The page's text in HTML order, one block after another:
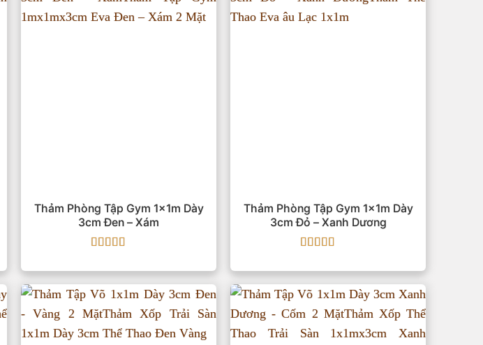
Thảm Phòng Tập Gym 1x1m Dày
3cm Đen – Xám
hạng55 sao
Thảm Phòng Tập Gym 1x1m Dày
3cm Đỏ – Xanh Dương
hạng55 sao